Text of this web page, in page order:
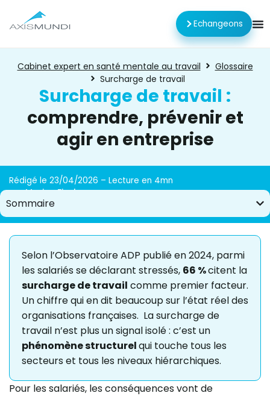
Echangeons
Cabinet expert en santé mentale au travail
Glossaire
Surcharge de travail
Surcharge de travail :
comprendre, prévenir et
agir en entreprise
Rédigé le 23/04/2026 – Lecture en 4mn
parMarisa Fischer
Sommaire
Selon l’Observatoire ADP publié en 2024, parmi
les salariés se déclarant stressés, 66 %citent la
surcharge de travail comme premier facteur.
Un chiffre qui en dit beaucoup sur l’état réel des
organisations françaises. La surcharge de
travail n’est plus un signal isolé : c’est un
phénomène structurelqui touche tous les
secteurs et tous les niveaux hiérarchiques.
Pour les salariés, les conséquences vont de